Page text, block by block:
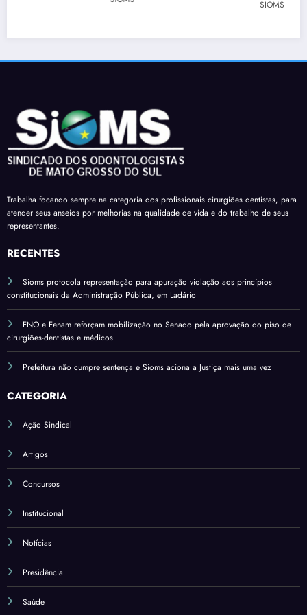
que
Dour
ados
receb
am a
ubrid
ade
salári
o
base
a a
ita
para
r
terço
de
férias
sobre
verba
s
r
comp
o
os
cirur
giões
uma
comi
do*
SIOMS
Trabalha focando sempre na categoria dos profissionais cirurgiões dentistas, para
atender seus anseios por melhorias na qualidade de vida e do trabalho de seus
representantes.
RECENTES
Sioms protocola representação para apuração violação aos princípios
constitucionais da Administração Pública, em Ladário
FNO e Fenam reforçam mobilização no Senado pela aprovação do piso de
cirurgiões-dentistas e médicos
Prefeitura não cumpre sentença e Sioms aciona a Justiça mais uma vez
CATEGORIA
Ação Sindical
Artigos
Concursos
Institucional
Notícias
Presidência
Saúde